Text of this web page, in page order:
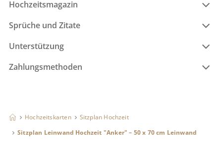
Hochzeitsmagazin
Sprüche und Zitate
Unterstützung
Zahlungsmethoden
Hochzeitskarten
Sitzplan Hochzeit
Sitzplan Leinwand Hochzeit "Anker" – 50 x 70 cm Leinwand